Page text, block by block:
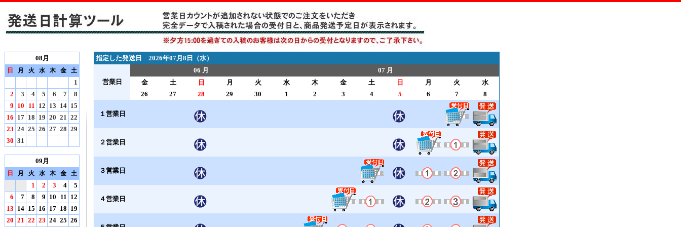
08月
日 月 火 水 木 金 土
1
2
3 4 5 6 7
8
9 10 11 12 13 14 15
16 17 18 19 20 21 22
23 24 25 26 27 28 29
30 31
09月
日 月 火 水 木 金 土
1 2 3 4
5
6
7 8 9 10 11 12
13 14 15 16 17 18 19
20 21 22 23 24 25 26
指定した発送日 2026年07月8日（水）
営業日
06 月
07 月
金
土 日 月 火 水 木 金 土 日 月 火
水
26
27 28 29 30 1 2 3 4 5 6 7 8
１営業日
２営業日
３営業日
４営業日